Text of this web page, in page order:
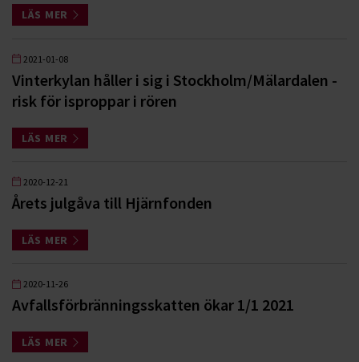
LÄS MER
2021-01-08
Vinterkylan håller i sig i Stockholm/Mälardalen -
risk för isproppar i rören
LÄS MER
2020-12-21
Årets julgåva till Hjärnfonden
LÄS MER
2020-11-26
Avfallsförbränningsskatten ökar 1/1 2021
LÄS MER